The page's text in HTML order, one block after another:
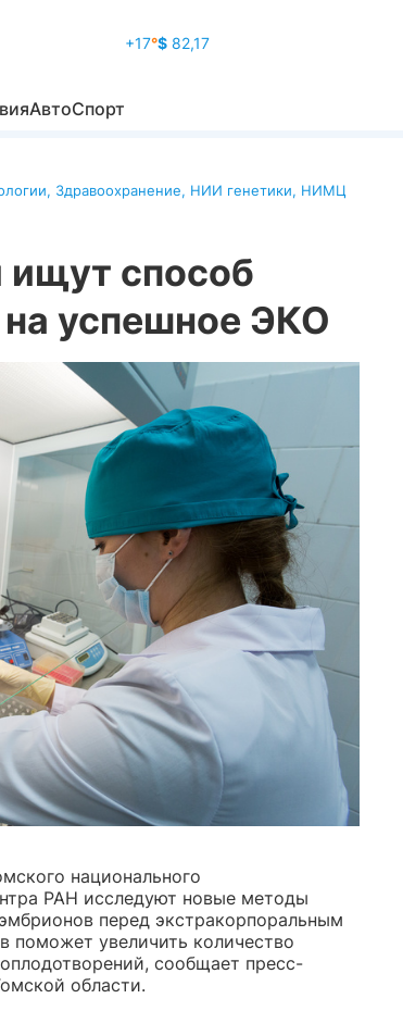
+17°$ 82,17
АвтоСпорт
, Здравоохранение, НИИ генетики, НИМЦ
ищут способ
успешное ЭКО
национального
РАН исследуют новые методы
перед экстракорпоральным
поможет увеличить количество
сообщает пресс-
области.